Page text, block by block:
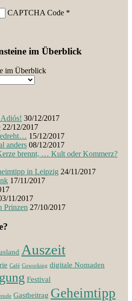
CAPTCHA Code *
im Überblick
im Überblick
30/12/2017
22/12/2017
15/12/2017
anders 08/12/2017
brennt, … Kult oder Kommerz?
in Leipzig 24/11/2017
17/11/2017
11/2017
Prinzen 27/10/2017
Auszeit
Café Coworking digitale Nomaden
Festival
Gastbeitrag Geheimtipp